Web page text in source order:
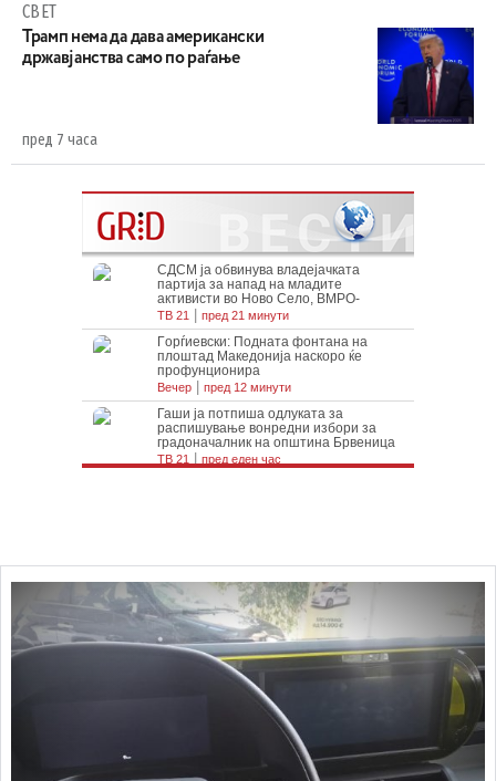
СВЕТ
Трамп нема да дава американски
државјанства само по раѓање
пред 7 часа